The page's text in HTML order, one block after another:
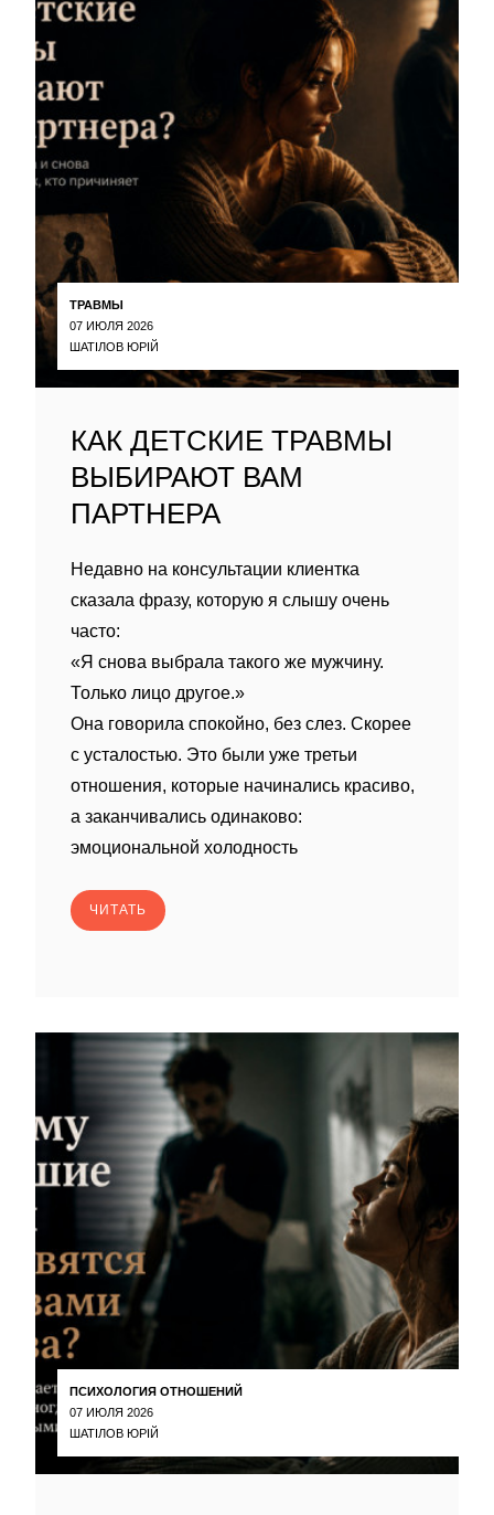
ТРАВМЫ
07 ИЮЛЯ 2026
ШАТІЛОВ ЮРІЙ
КАК ДЕТСКИЕ ТРАВМЫ
ВЫБИРАЮТ ВАМ
ПАРТНЕРА
Недавно на консультации клиентка
сказала фразу, которую я слышу очень
часто:
«Я снова выбрала такого же мужчину.
Только лицо другое.»
Она говорила спокойно, без слез. Скорее
с усталостью. Это были уже третьи
отношения, которые начинались красиво,
а заканчивались одинаково:
эмоциональной холодность
ЧИТАТЬ
ПСИХОЛОГИЯ ОТНОШЕНИЙ
07 ИЮЛЯ 2026
ШАТІЛОВ ЮРІЙ